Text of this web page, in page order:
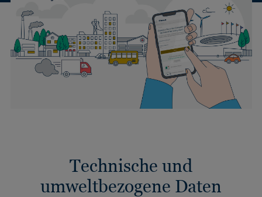
Technische und
umweltbezogene Daten